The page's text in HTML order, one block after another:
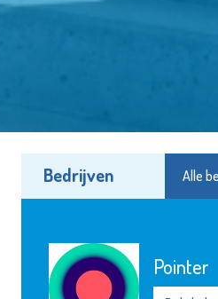
Bedrijven Alle